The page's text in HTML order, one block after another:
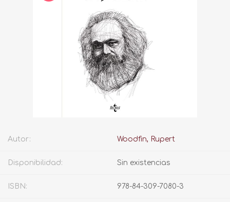
Autor: Woodfin, Rupert
Disponibilidad: Sin existencias
ISBN: 978-84-309-7080-3